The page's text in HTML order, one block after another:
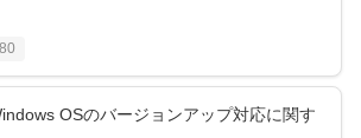
OSのバージョンアップ対応に関す